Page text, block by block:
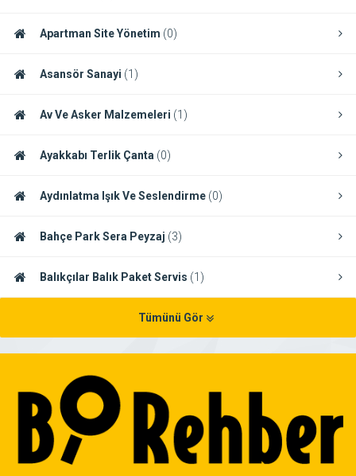
Apartman Site Yönetim (0)
Asansör Sanayi (1)
Av Ve Asker Malzemeleri (1)
Ayakkabı Terlik Çanta (0)
Aydınlatma Işık Ve Seslendirme (0)
Bahçe Park Sera Peyzaj (3)
Balıkçılar Balık Paket Servis (1)
Tümünü Gör